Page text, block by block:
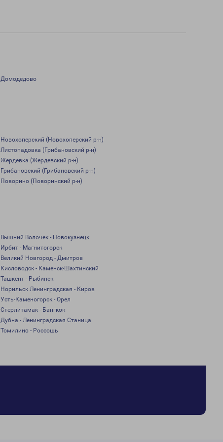
Домодедово
Новохоперский (Новохоперский р-н)
Листопадовка (Грибановский р-н)
Жердевка (Жердевский р-н)
Грибановский (Грибановский р-н)
Поворино (Поворинский р-н)
Вышний Волочек - Новокузнецк
Ирбит - Магнитогорск
Великий Новгород - Дмитров
Кисловодск - Каменск-Шахтинский
Ташкент - Рыбинск
Норильск Ленинградская - Киров
Усть-Каменогорск - Орел
Стерлитамак - Бангкок
Дубна - Ленинградская Станица
Томилино - Россошь